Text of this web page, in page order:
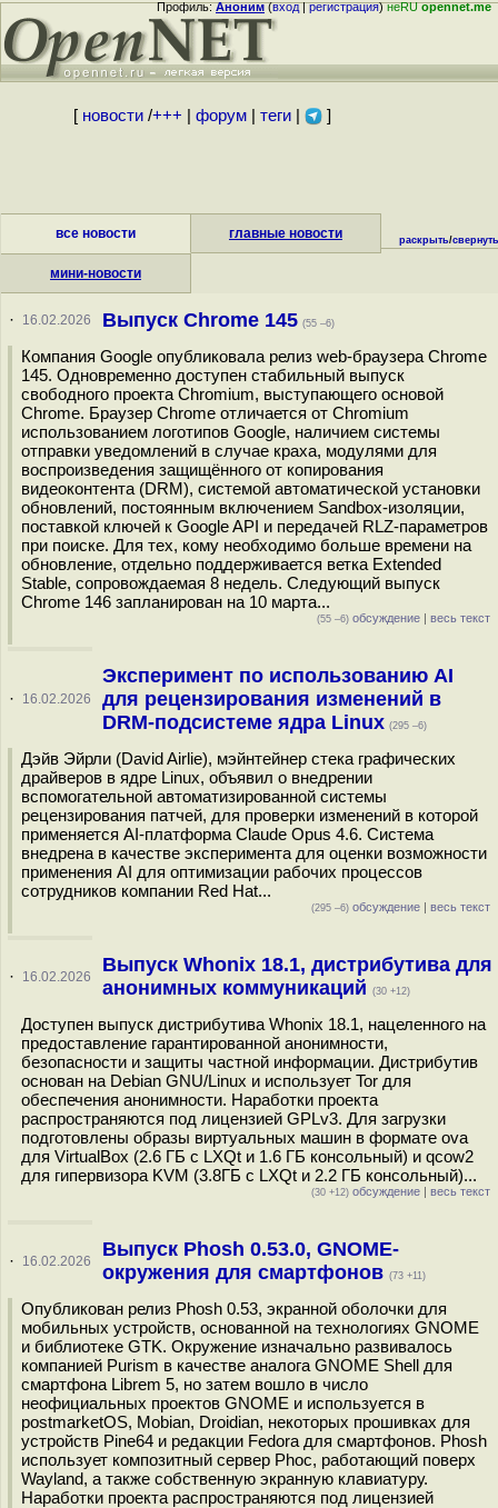
Профиль:Аноним(вход|регистрация)неRUopennet.me
[ новости/+++ форум| теги| ]
все новости главные новости
мини-новости
раскрыть/свернуть
· 16.02.2026 Выпуск Chrome 145 (55 –6)
Компания Google опубликовала релиз web-браузера Chrome
145. Одновременно доступен стабильный выпуск
свободного проекта Chromium, выступающего основой
Chrome. Браузер Chrome отличается от Chromium
использованием логотипов Google, наличием системы
отправки уведомлений в случае краха, модулями для
воспроизведения защищённого от копирования
видеоконтента (DRM), системой автоматической установки
обновлений, постоянным включением Sandbox-изоляции,
поставкой ключей к Google API и передачей RLZ-параметров
при поиске. Для тех, кому необходимо больше времени на
обновление, отдельно поддерживается ветка Extended
Stable, сопровождаемая 8 недель. Следующий выпуск
Chrome 146 запланирован на 10 марта...
(55 –6) обсуждение | весь текст
· 16.02.2026
Эксперимент по использованию AI
для рецензирования изменений в
DRM-подсистеме ядра Linux (295 –6)
Дэйв Эйрли (David Airlie), мэйнтейнер стека графических
драйверов в ядре Linux, объявил о внедрении
вспомогательной автоматизированной системы
рецензирования патчей, для проверки изменений в которой
применяется AI-платформа Сlaude Opus 4.6. Система
внедрена в качестве эксперимента для оценки возможности
применения AI для оптимизации рабочих процессов
сотрудников компании Red Hat...
(295 –6) обсуждение | весь текст
· 16.02.2026
Выпуск Whonix 18.1, дистрибутива для
анонимных коммуникаций (30 +12)
Доступен выпуск дистрибутива Whonix 18.1, нацеленного на
предоставление гарантированной анонимности,
безопасности и защиты частной информации. Дистрибутив
основан на Debian GNU/Linux и использует Tor для
обеспечения анонимности. Наработки проекта
распространяются под лицензией GPLv3. Для загрузки
подготовлены образы виртуальных машин в формате ova
для VirtualBox (2.6 ГБ c LXQt и 1.6 ГБ консольный) и qcow2
для гипервизора KVM (3.8ГБ c LXQt и 2.2 ГБ консольный)...
(30 +12) обсуждение | весь текст
· 16.02.2026
Выпуск Phosh 0.53.0, GNOME-
окружения для смартфонов (73 +11)
Опубликован релиз Phosh 0.53, экранной оболочки для
мобильных устройств, основанной на технологиях GNOME
и библиотеке GTK. Окружение изначально развивалось
компанией Purism в качестве аналога GNOME Shell для
смартфона Librem 5, но затем вошло в число
неофициальных проектов GNOME и используется в
postmarketOS, Mobian, Droidian, некоторых прошивках для
устройств Pine64 и редакции Fedora для смартфонов. Phosh
использует композитный сервер Phoc, работающий поверх
Wayland, а также собственную экранную клавиатуру.
Наработки проекта распространяются под лицензией